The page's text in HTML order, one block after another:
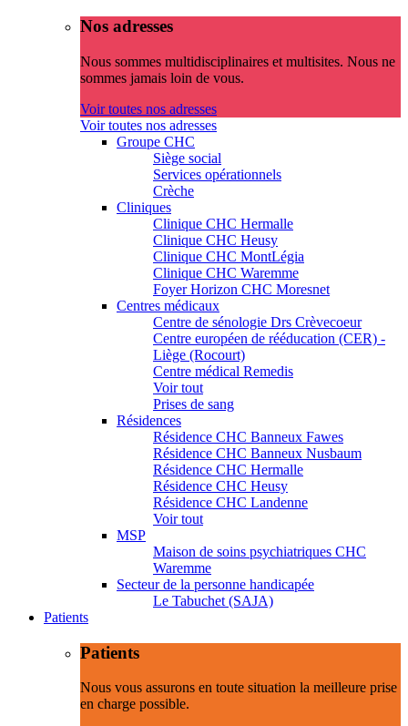
Nos adresses
Nous sommes multidisciplinaires et multisites. Nous ne
sommes jamais loin de vous.
Voir toutes nos adresses
Voir toutes nos adresses
Groupe CHC
Siège social
Services opérationnels
Crèche
Cliniques
Clinique CHC Hermalle
Clinique CHC Heusy
Clinique CHC MontLégia
Clinique CHC Waremme
Foyer Horizon CHC Moresnet
Centres médicaux
Centre de sénologie Drs Crèvecoeur
Centre européen de rééducation (CER) -
Liège (Rocourt)
Centre médical Remedis
Voir tout
Prises de sang
Résidences
Résidence CHC Banneux Fawes
Résidence CHC Banneux Nusbaum
Résidence CHC Hermalle
Résidence CHC Heusy
Résidence CHC Landenne
Voir tout
MSP
Maison de soins psychiatriques CHC
Waremme
Secteur de la personne handicapée
Le Tabuchet (SAJA)
Patients
Patients
Nous vous assurons en toute situation la meilleure prise
en charge possible.